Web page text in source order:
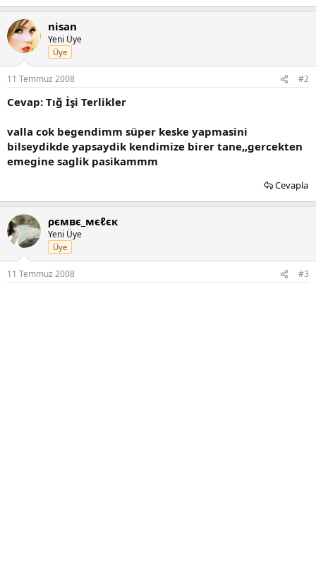
nisan
Yeni Üye
Üye
11 Temmuz 2008 #2
Cevap: Tığ İşi Terlikler
valla cok begendimm süper keske yapmasini
bilseydikde yapsaydik kendimize birer tane,,gercekten
emegine saglik pasikammm
Cevapla
ρємвє_мєℓєк
Yeni Üye
Üye
11 Temmuz 2008 #3